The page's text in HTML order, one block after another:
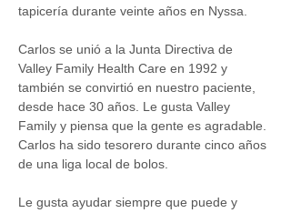
tapicería durante veinte años en Nyssa.
Carlos se unió a la Junta Directiva de
Valley Family Health Care en 1992 y
también se convirtió en nuestro paciente,
desde hace 30 años. Le gusta Valley
Family y piensa que la gente es agradable.
Carlos ha sido tesorero durante cinco años
de una liga local de bolos.
Le gusta ayudar siempre que puede y